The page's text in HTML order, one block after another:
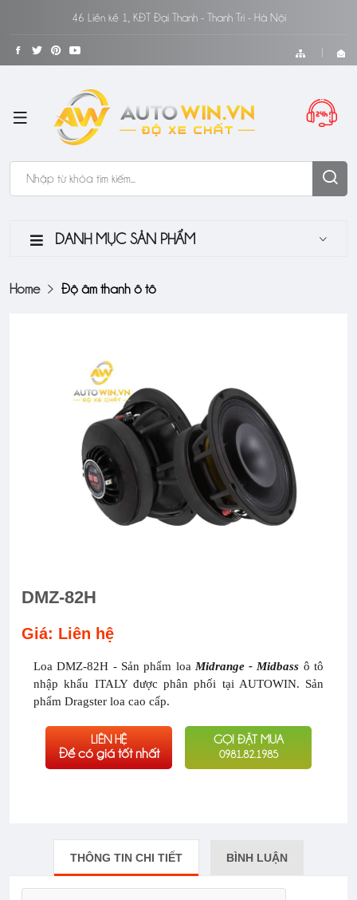
46 Liền kề 1, KĐT Đại Thanh - Thanh Trì - Hà Nội
DANH MỤC SẢN PHẨM
Home Độ âm thanh ô tô
DMZ-82H
Giá: Liên hệ
Loa DMZ-82H - Sản phẩm loa Midrange - Midbass ô tô
nhập khẩu ITALY được phân phối tại AUTOWIN. Sản
phẩm Dragster loa cao cấp.
LIÊN HỆ
Để có giá tốt nhất
GỌI ĐẶT MUA
0981.82.1985
THÔNG TIN CHI TIẾT BÌNH LUẬN